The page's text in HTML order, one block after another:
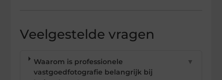
Veelgestelde vragen
Waarom is professionele
vastgoedfotografie belangrijk bij
▼